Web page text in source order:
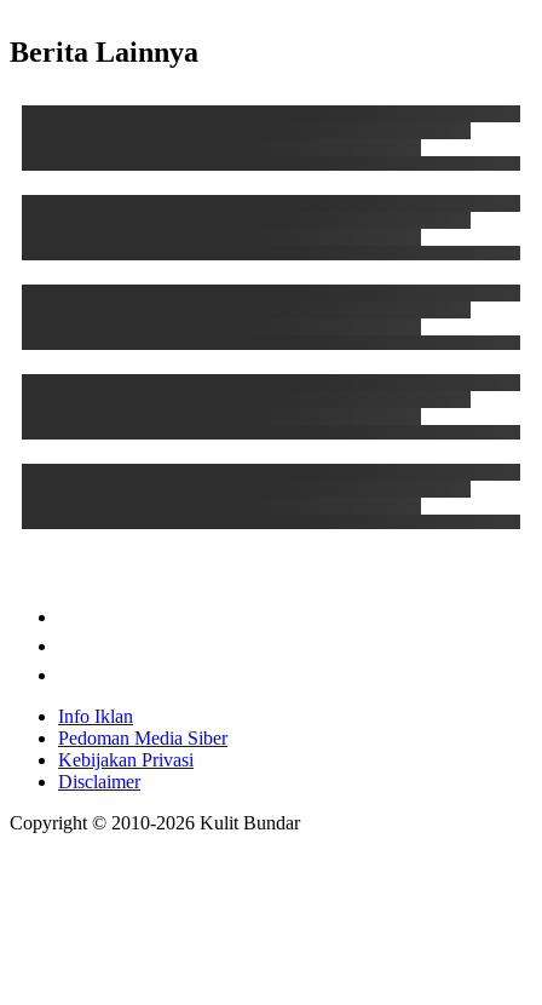
Berita Lainnya
Info Iklan
Pedoman Media Siber
Kebijakan Privasi
Disclaimer
Copyright © 2010-2026 Kulit Bundar